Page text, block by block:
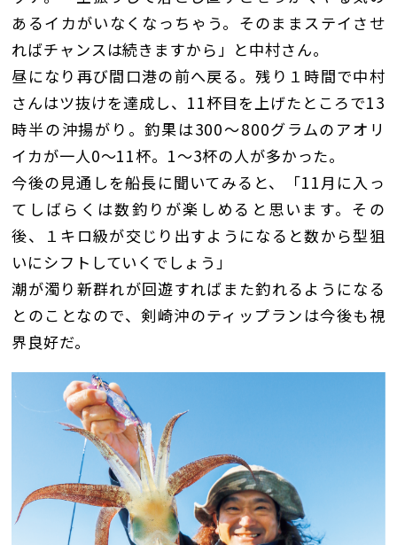
あるイカがいなくなっちゃう。そのままステイさせ
ればチャンスは続きますから」と中村さん。
昼になり再び間口港の前へ戻る。残り１時間で中村
さんはツ抜けを達成し、11杯目を上げたところで13
時半の沖揚がり。釣果は300〜800グラムのアオリ
イカが一人0〜11杯。1〜3杯の人が多かった。
今後の見通しを船長に聞いてみると、「11月に入っ
てしばらくは数釣りが楽しめると思います。その
後、１キロ級が交じり出すようになると数から型狙
いにシフトしていくでしょう」
潮が濁り新群れが回遊すればまた釣れるようになる
とのことなので、剣崎沖のティップランは今後も視
界良好だ。